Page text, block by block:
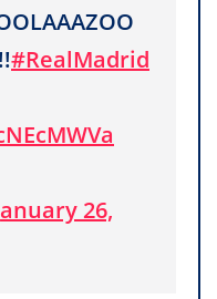
#RealMadrid
26,